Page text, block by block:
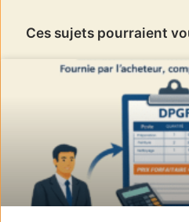
Ces sujets pourraient